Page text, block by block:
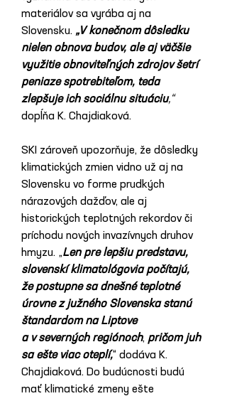
materiálov sa vyrába aj na
Slovensku. „V konečnom dôsledku
nielen obnova budov, ale aj väčšie
využitie obnoviteľných zdrojov šetrí
peniaze spotrebiteľom, teda
zlepšuje ich sociálnu situáciu,“
dopĺňa K. Chajdiaková.
SKI zároveň upozorňuje, že dôsledky
klimatických zmien vidno už aj na
Slovensku vo forme prudkých
nárazových dažďov, ale aj
historických teplotných rekordov či
príchodu nových invazívnych druhov
hmyzu. „Len pre lepšiu predstavu,
slovenskí klimatológovia počítajú,
že postupne sa dnešné teplotné
úrovne z južného Slovenska stanú
štandardom na Liptove
a v severných regiónoch, pričom juh
sa ešte viac oteplí,“ dodáva K.
Chajdiaková. Do budúcnosti budú
mať klimatické zmeny ešte